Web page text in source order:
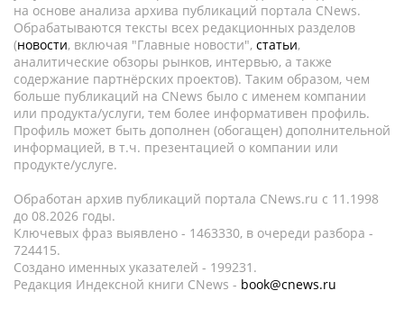
на основе анализа архива публикаций портала CNews.
Обрабатываются тексты всех редакционных разделов
(новости, включая "Главные новости", статьи,
аналитические обзоры рынков, интервью, а также
содержание партнёрских проектов). Таким образом, чем
больше публикаций на CNews было с именем компании
или продукта/услуги, тем более информативен профиль.
Профиль может быть дополнен (обогащен) дополнительной
информацией, в т.ч. презентацией о компании или
продукте/услуге.
Обработан архив публикаций портала CNews.ru c 11.1998
до 08.2026 годы.
Ключевых фраз выявлено - 1463330, в очереди разбора -
724415.
Создано именных указателей - 199231.
Редакция Индексной книги CNews - book@cnews.ru